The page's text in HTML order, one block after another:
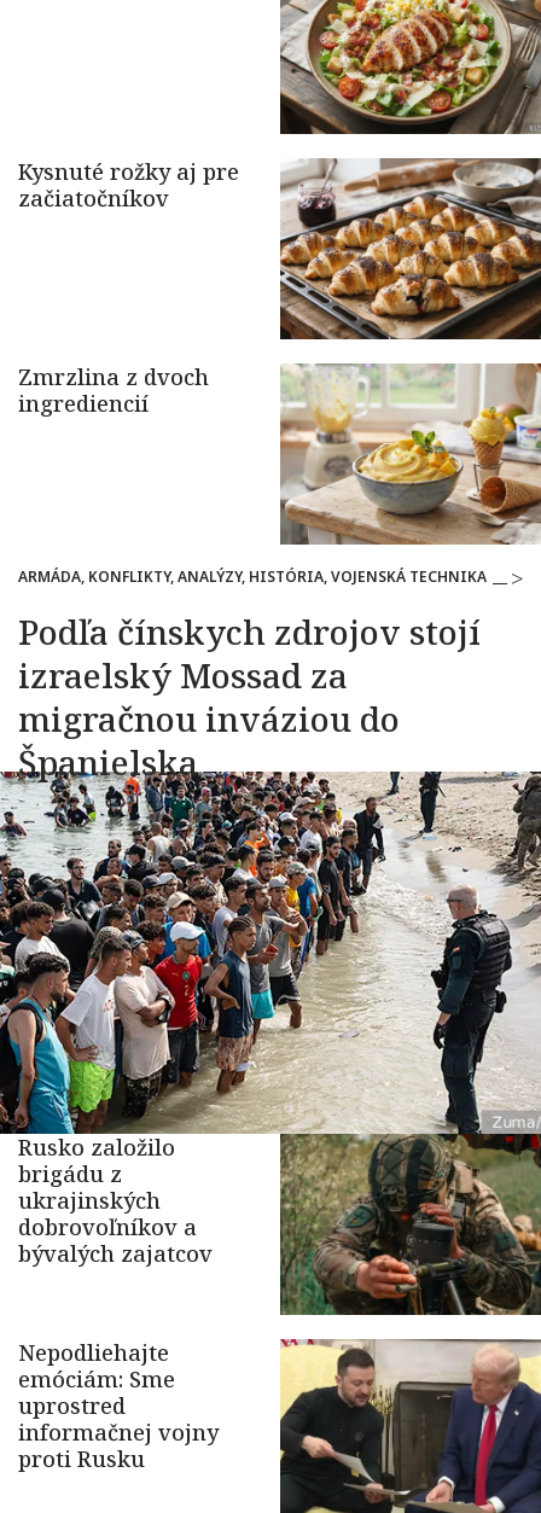
ARMÁDA, KONFLIKTY, ANALÝZY, HISTÓRIA, VOJENSKÁ TECHNIKA